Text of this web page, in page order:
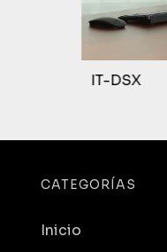
IT-DSX
CATEGORÍAS
Inicio